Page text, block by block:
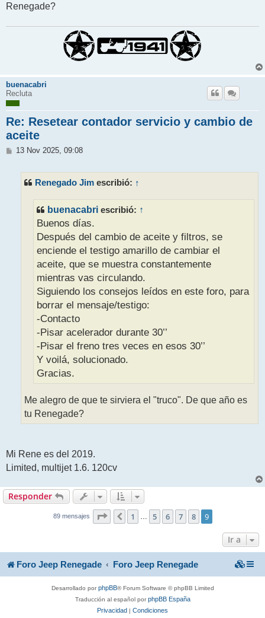
Renegade?
buenacabri
Recluta
Re: Resetear contador servicio y cambio de
aceite
M13 Nov 2025, 09:08
Renegado Jim escribió: ↑
buenacabri escribió: ↑
Buenos días.
Después del cambio de aceite y filtros, se
enciende el testigo amarillo de cambiar el
aceite, que se muestra constantemente
mientras vas circulando.
Siguiendo los consejos leídos en este foro, para
borrar el mensaje/testigo:
-Contacto
-Pisar acelerador durante 30’’
-Pisar el freno tres veces en esos 30’’
Y voilá, solucionado.
Gracias.
Me alegro de que te sirviera el "truco". De que año es
tu Renegade?
Mi Rene es del 2019.
Limited, multijet 1.6. 120cv
Responder
89 mensajes Página 9de9
Anterior
1 … 5 6 7 8 9
Ir a
Foro Jeep Renegade Foro Jeep Renegade
Desarrollado porphpBB® Forum Software © phpBB Limited
Traducción al español porphpBB España
Privacidad | Condiciones